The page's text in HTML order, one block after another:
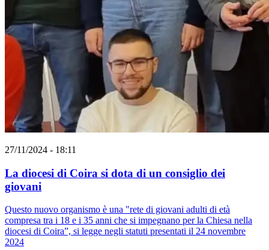
27/11/2024 - 18:11
La diocesi di Coira si dota di un consiglio dei
giovani
Questo nuovo organismo è una "rete di giovani adulti di età
compresa tra i 18 e i 35 anni che si impegnano per la Chiesa nella
diocesi di Coira”, si legge negli statuti presentati il 24 novembre
2024